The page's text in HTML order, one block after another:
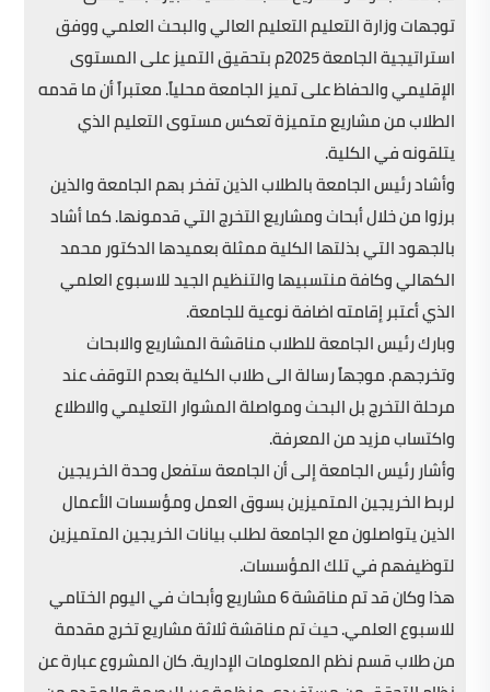
توجهات وزارة التعليم التعليم العالي والبحث العلمي ووفق
استراتيجية الجامعة 2025م بتحقيق التميز على المستوى
الإقليمي والحفاظ على تميز الجامعة محلياً. معتبراً أن ما قدمه
الطلاب من مشاريع متميزة تعكس مستوى التعليم الذي
يتلقونه في الكلية.
وأشاد رئيس الجامعة بالطلاب الذين تفخر بهم الجامعة والذين
برزوا من خلال أبحاث ومشاريع التخرج التي قدمونها. كما أشاد
بالجهود التي بذلتها الكلية ممثلة بعميدها الدكتور محمد
الكهالي وكافة منتسبيها والتنظيم الجيد للاسبوع العلمي
الذي أعتبر إقامته اضافة نوعية للجامعة.
وبارك رئيس الجامعة للطلاب مناقشة المشاريع والابحاث
وتخرجهم. موجهاً رسالة الى طلاب الكلية بعدم التوقف عند
مرحلة التخرج بل البحث ومواصلة المشوار التعليمي والاطلاع
واكتساب مزيد من المعرفة.
وأشار رئيس الجامعة إلى أن الجامعة ستفعل وحدة الخريجين
لربط الخريجين المتميزين بسوق العمل ومؤسسات الأعمال
الذين يتواصلون مع الجامعة لطلب بيانات الخريجين المتميزين
لتوظيفهم في تلك المؤسسات.
هذا وكان قد تم مناقشة 6 مشاريع وأبحاث في اليوم الختامي
للاسبوع العلمي. حيث تم مناقشة ثلاثة مشاريع تخرج مقدمة
من طلاب قسم نظم المعلومات الإدارية. كان المشروع عبارة عن